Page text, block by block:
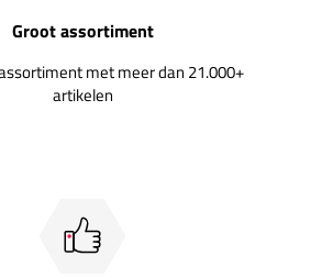
Groot assortiment
met meer dan 21.000+
artikelen